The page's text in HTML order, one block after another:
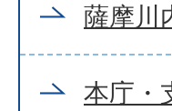
薩摩川
本庁・